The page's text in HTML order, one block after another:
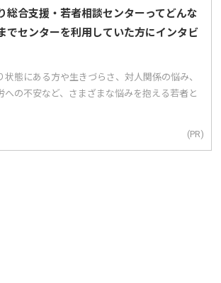
総合支援・若者相談センターってどんな
センターを利用していた方にインタビ
態にある方や生きづらさ、対人関係の悩み、
への不安など、さまざまな悩みを抱える若者と
(PR)